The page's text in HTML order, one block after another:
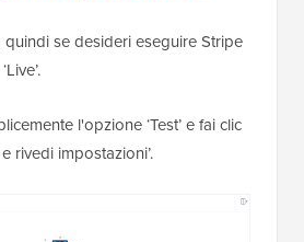
se desideri eseguire Stripe
l'opzione ‘Test’ e fai clic
rivedi impostazioni’.